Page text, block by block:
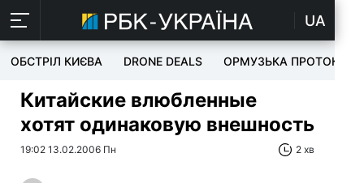
UA
ОБСТРІЛ КИЄВА DRONE DEALS ОРМУЗЬКА ПРОТОКА
Китайские влюбленные
хотят одинаковую внешность
19:02 13.02.2006 Пн 2 хв